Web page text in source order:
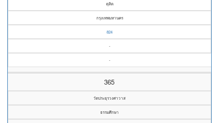
ดุสิต
กรุงเทพมหานคร
824
-
-
365
วัดประยุรวงศาวาส
ธรรมศึกษา